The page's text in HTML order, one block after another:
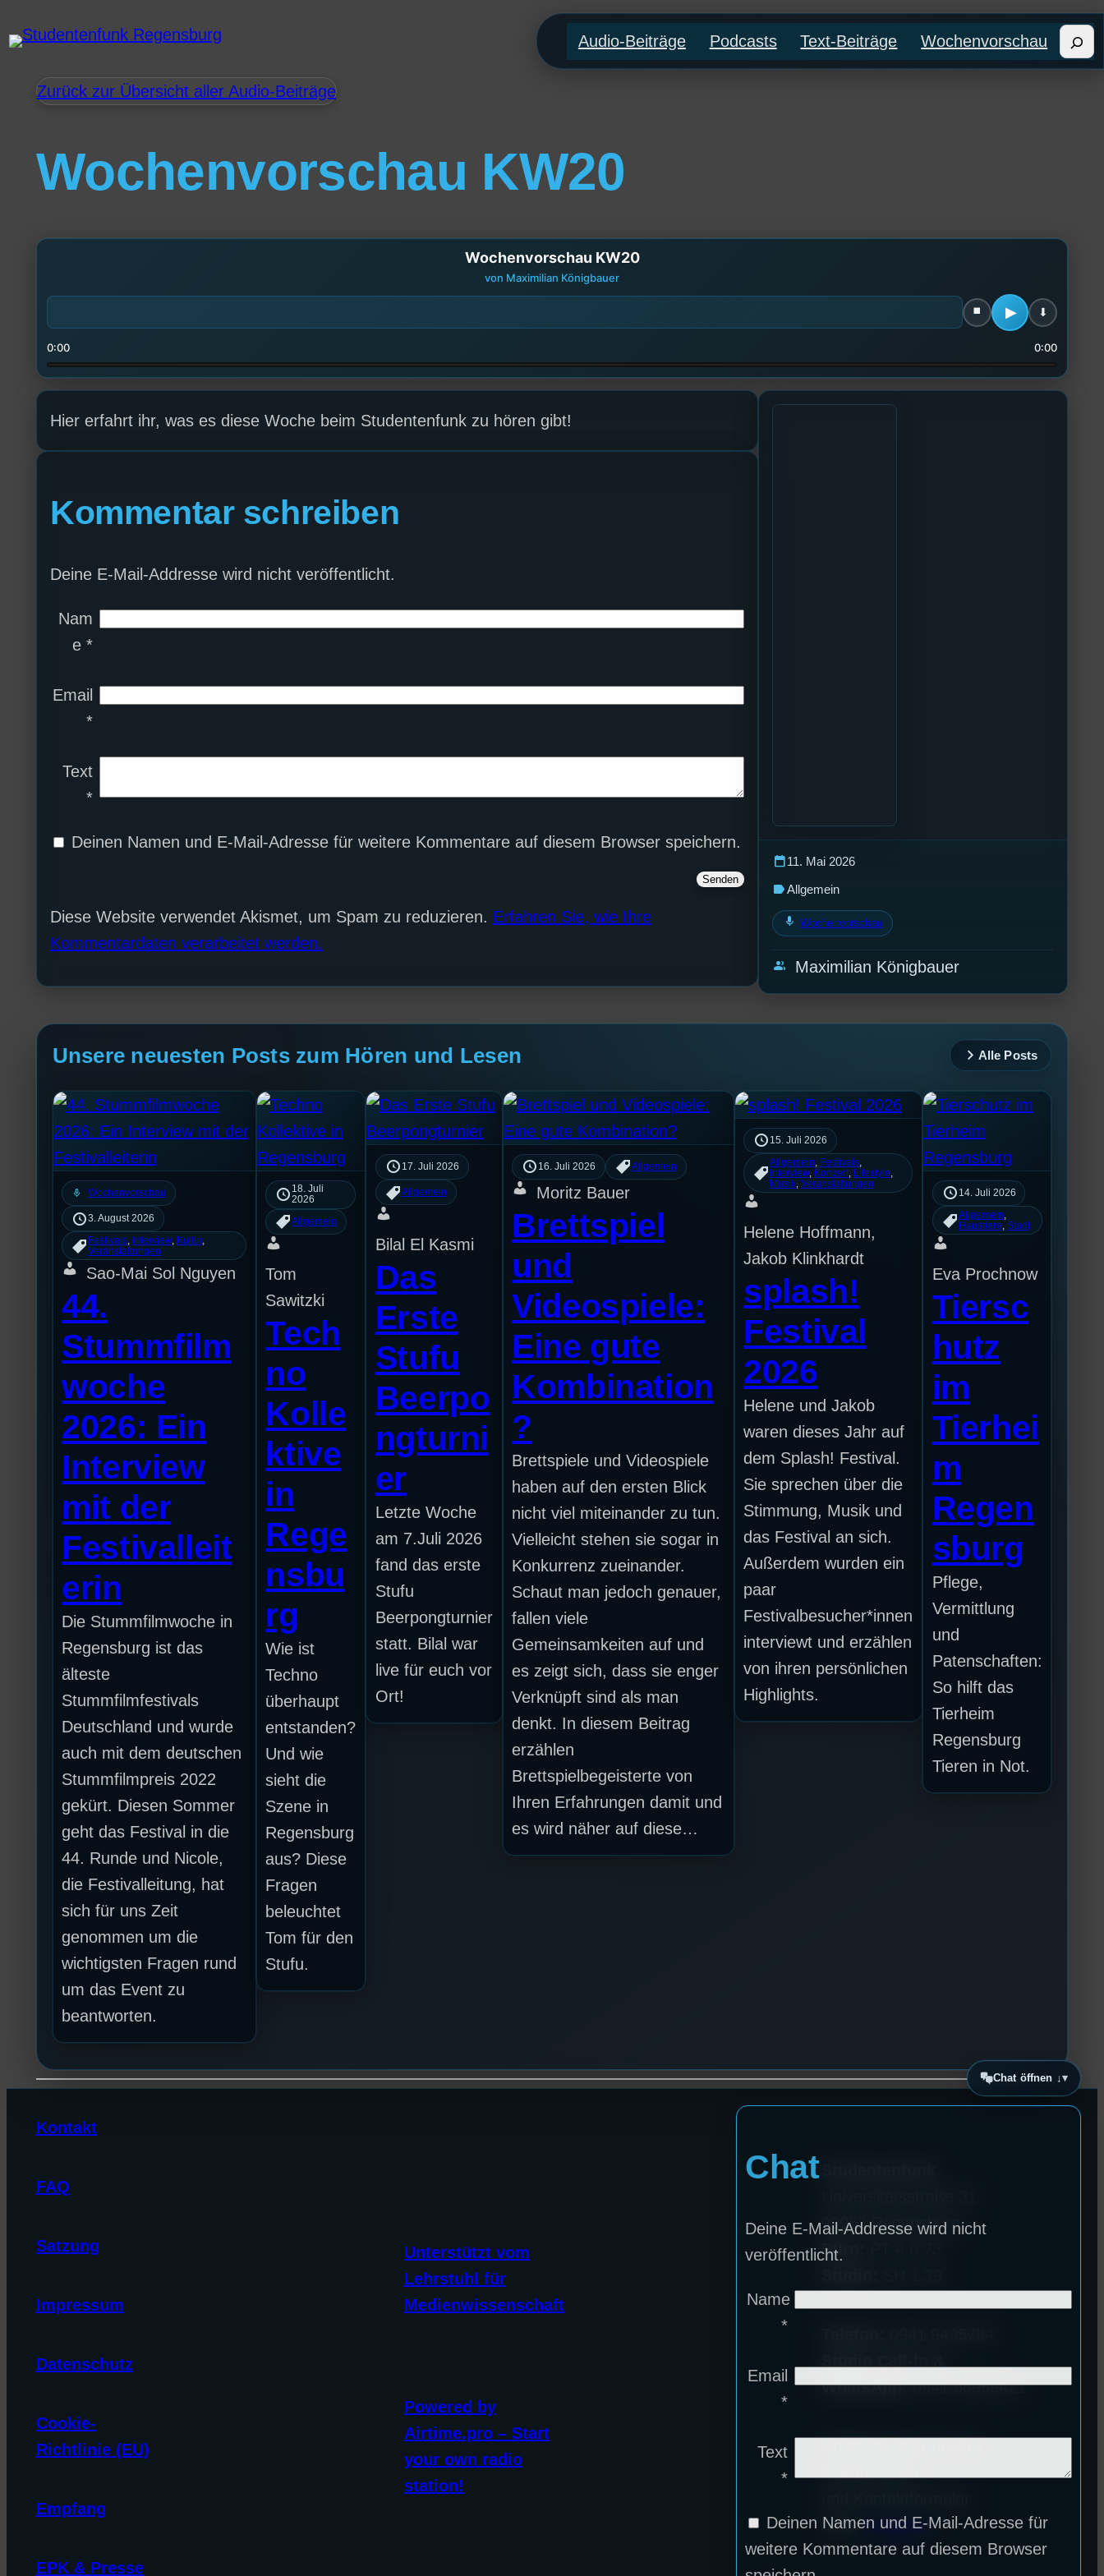
Audio-Beiträge Podcasts Text-Beiträge Wochenvorschau
Zurück zur Übersicht aller Audio-Beiträge
Wochenvorschau KW20
Wochenvorschau KW20
von Maximilian Königbauer
0:00 0:00
Hier erfahrt ihr, was es diese Woche beim Studentenfunk zu hören gibt!
Kommentar schreiben
Deine E-Mail-Addresse wird nicht veröffentlicht.
Nam
e *
Email
*
Text
*
Deinen Namen und E-Mail-Adresse für weitere Kommentare auf diesem Browser speichern.
Diese Website verwendet Akismet, um Spam zu reduzieren. Erfahren Sie, wie Ihre
Kommentardaten verarbeitet werden.
calendar_today11. Mai 2026
labelAllgemein
mic Wochenvorschau
group Maximilian Königbauer
Unsere neuesten Posts zum Hören und Lesen Alle Posts
mic Wochenvorschau
3. August 2026
Festivals Interview, Kultur
Veranstaltungen
Sao-Mai Sol Nguyen
44.
Stummfilm
woche
2026: Ein
Interview
mit der
Festivalleit
erin
Die Stummfilmwoche in
Regensburg ist das
älteste
Stummfilmfestivals
Deutschland und wurde
auch mit dem deutschen
Stummfilmpreis 2022
gekürt. Diesen Sommer
geht das Festival in die
44. Runde und Nicole,
die Festivalleitung, hat
sich für uns Zeit
genommen um die
wichtigsten Fragen rund
um das Event zu
beantworten.
18. Juli
2026
Allgemein
Tom
Sawitzki
Tech
no
Kolle
ktive
in
Rege
nsbu
rg
Wie ist
Techno
überhaupt
entstanden?
Und wie
sieht die
Szene in
Regensburg
aus? Diese
Fragen
beleuchtet
Tom für den
Stufu.
17. Juli 2026
Allgemein
Bilal El Kasmi
Das
Erste
Stufu
Beerpo
ngturni
er
Letzte Woche
am 7.Juli 2026
fand das erste
Stufu
Beerpongturnier
statt. Bilal war
live für euch vor
Ort!
16. Juli 2026 Allgemein
Moritz Bauer
Brettspiel
und
Videospiele:
Eine gute
Kombination
?
Brettspiele und Videospiele
haben auf den ersten Blick
nicht viel miteinander zu tun.
Vielleicht stehen sie sogar in
Konkurrenz zueinander.
Schaut man jedoch genauer,
fallen viele
Gemeinsamkeiten auf und
es zeigt sich, dass sie enger
Verknüpft sind als man
denkt. In diesem Beitrag
erzählen
Brettspielbegeisterte von
Ihren Erfahrungen damit und
es wird näher auf diese…
15. Juli 2026
Allgemein Festivals
Interview, Konzert Lifestyle
Musik , Veranstaltungen
Helene Hoffmann,
Jakob Klinkhardt
splash!
Festival
2026
Helene und Jakob
waren dieses Jahr auf
dem Splash! Festival.
Sie sprechen über die
Stimmung, Musik und
das Festival an sich.
Außerdem wurden ein
paar
Festivalbesucher*innen
interviewt und erzählen
von ihren persönlichen
Highlights.
14. Juli 2026
Allgemein
Haustiere Stadt
Eva Prochnow
Tiersc
hutz
im
Tierhei
m
Regen
sburg
Pflege,
Vermittlung
und
Patenschaften:
So hilft das
Tierheim
Regensburg
Tieren in Not.
Kontakt
FAQ
Satzung
Impressum
Datenschutz
Cookie-
Richtlinie (EU)
Empfang
EPK & Presse
Unterstützt vom
Lehrstuhl für
Medienwissenschaft
Powered by
Airtime.pro – Start
your own radio
station!
93053 Regensburg
Büro:
WhatsApp:0941 56959421
unterKontakt!
Chat öffnen ↓
Chat
Deine E-Mail-Addresse wird nicht
veröffentlicht.
Name
*
Email
*
Text
*
Deinen Namen und E-Mail-Adresse für
weitere Kommentare auf diesem Browser